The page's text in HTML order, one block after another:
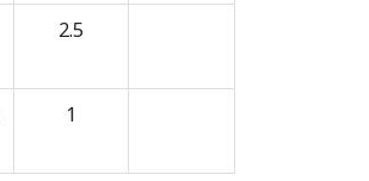
2.5
1